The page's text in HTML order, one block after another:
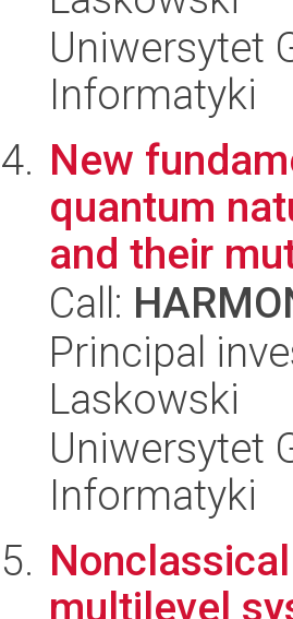
Uniwersytet
Informatyki
New
quantum
and their
Call:
Principal
Laskowski
Uniwersytet
Informatyki
multilevel